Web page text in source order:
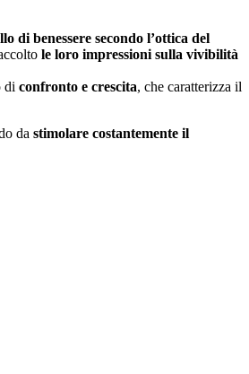
di benessere secondo l’ottica del
le loro impressioni sulla vivibilità
di confronto e crescita, che caratterizza il
da stimolare costantemente il